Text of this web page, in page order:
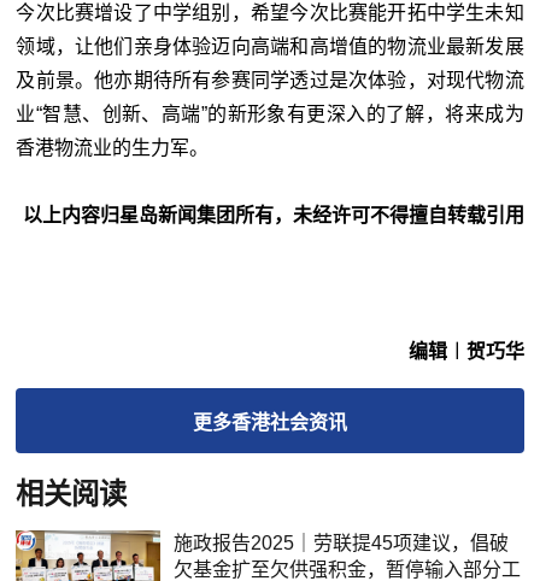
今次比赛增设了中学组别，希望今次比赛能开拓中学生未知
领域，让他们亲身体验迈向高端和高增值的物流业最新发展
及前景。他亦期待所有参赛同学透过是次体验，对现代物流
业“智慧、创新、高端”的新形象有更深入的了解，将来成为
香港物流业的生力军。
以上内容归星岛新闻集团所有，未经许可不得擅自转载引用
编辑︱贺巧华
更多香港社会资讯
相关阅读
施政报告2025｜劳联提45项建议，倡破
欠基金扩至欠供强积金，暂停输入部分工